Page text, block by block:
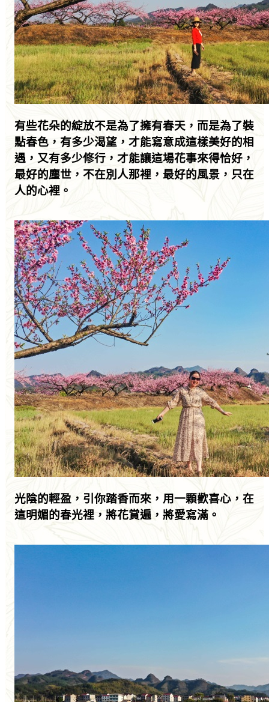
有些花朵的綻放不是為了擁有春天，而是為了裝
點春色，有多少渴望，才能寫意成這樣美好的相
遇，又有多少修行，才能讓這場花事來得恰好，
最好的塵世，不在別人那裡，最好的風景，只在
人的心裡。
光陰的輕盈，引你踏香而來，用一顆歡喜心，在
這明媚的春光裡，將花賞遍，將愛寫滿。